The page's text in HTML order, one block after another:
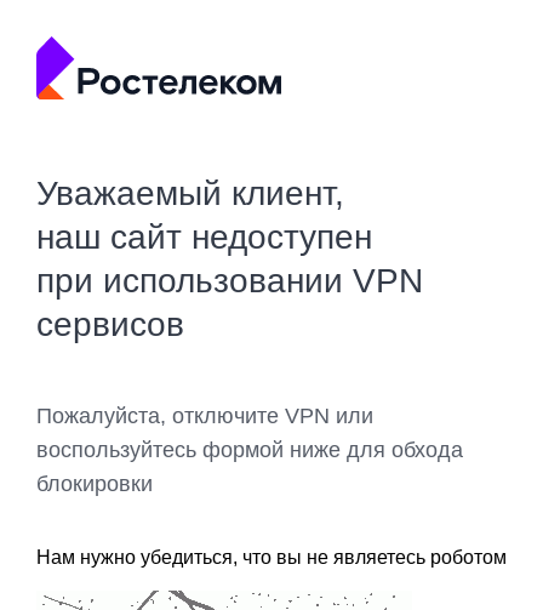
Уважаемый клиент,
наш сайт недоступен
при использовании VPN
сервисов
Пожалуйста, отключите VPN или
воспользуйтесь формой ниже для обхода
блокировки
Нам нужно убедиться, что вы не являетесь роботом